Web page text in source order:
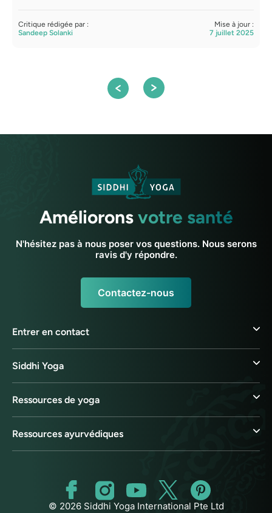
Critique rédigée par :
Sandeep Solanki
Mise à jour :
7 juillet 2025
Amélioronsvotre santé
N'hésitez pas à nous poser vos questions. Nous serons
ravis d'y répondre.
Contactez-nous
Entrer en contact
Siddhi Yoga
Ressources de yoga
Ressources ayurvédiques
© 2026 Siddhi Yoga International Pte Ltd